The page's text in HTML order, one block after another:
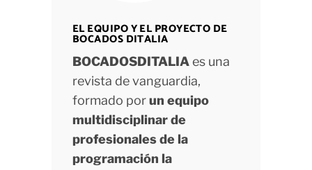
EL EQUIPO Y EL PROYECTO DE
BOCADOS DITALIA
BOCADOSDITALIAes una
revista de vanguardia,
formado porun equipo
multidisciplinar de
profesionales de la
programación la